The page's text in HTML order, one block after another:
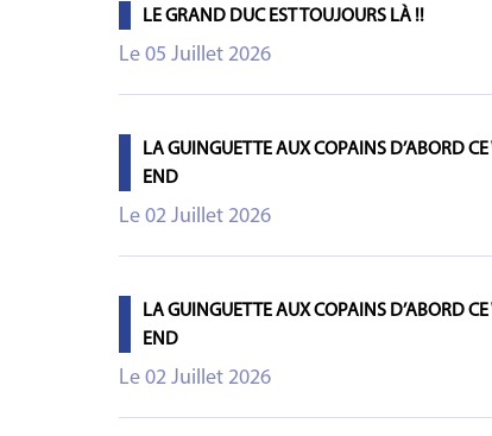
LE GRAND DUC EST TOUJOURS LÀ !!
Le 05 Juillet 2026
LA GUINGUETTE AUX COPAINS D’ABORD CE
END
Le 02 Juillet 2026
LA GUINGUETTE AUX COPAINS D’ABORD CE
END
Le 02 Juillet 2026